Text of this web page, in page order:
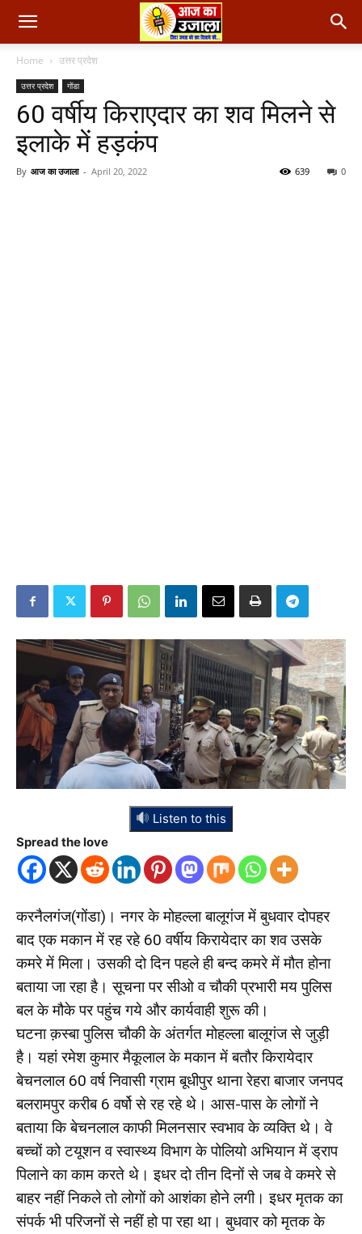
Home उत्तर प्रदेश
उत्तर प्रदेश गोंडा
60 वर्षीय किराएदार का शव मिलने से
इलाके में हड़कंप
By आज का उजाला - April 20, 2022 0
639
Listen to this
Spread the love
करनैलगंज(गोंडा)। नगर के मोहल्ला बालूगंज में बुधवार दोपहर
बाद एक मकान में रह रहे 60 वर्षीय किरायेदार का शव उसके
कमरे में मिला। उसकी दो दिन पहले ही बन्द कमरे में मौत होना
बताया जा रहा है। सूचना पर सीओ व चौकी प्रभारी मय पुलिस
बल के मौके पर पहुंच गये और कार्यवाही शुरू की।
घटना क़स्बा पुलिस चौकी के अंतर्गत मोहल्ला बालूगंज से जुड़ी
है। यहां रमेश कुमार मैकूलाल के मकान में बतौर किरायेदार
बेचनलाल 60 वर्ष निवासी ग्राम बूधीपुर थाना रेहरा बाजार जनपद
बलरामपुर करीब 6 वर्षो से रह रहे थे। आस-पास के लोगों ने
बताया कि बेचनलाल काफी मिलनसार स्वभाव के व्यक्ति थे। वे
बच्चों को टयूशन व स्वास्थ्य विभाग के पोलियो अभियान में ड्राप
पिलाने का काम करते थे। इधर दो तीन दिनों से जब वे कमरे से
बाहर नहीं निकले तो लोगों को आशंका होने लगी। इधर मृतक का
संपर्क भी परिजनों से नहीं हो पा रहा था। बुधवार को मृतक के